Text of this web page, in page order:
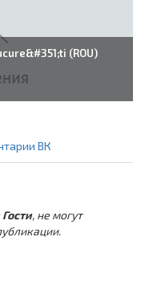
(ROU)
ВК
Гости, не могут